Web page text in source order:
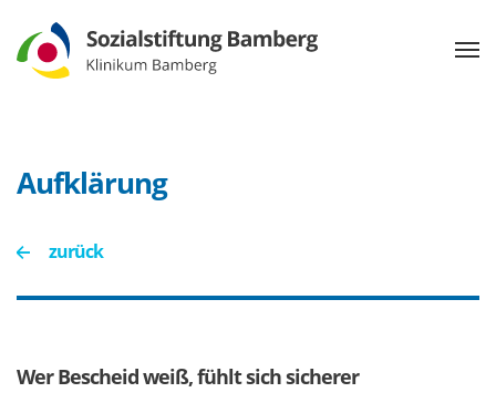
Aufklärung
zurück
Wer Bescheid weiß, fühlt sich sicherer